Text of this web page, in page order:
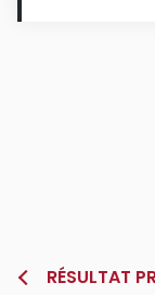
RÉSULTAT